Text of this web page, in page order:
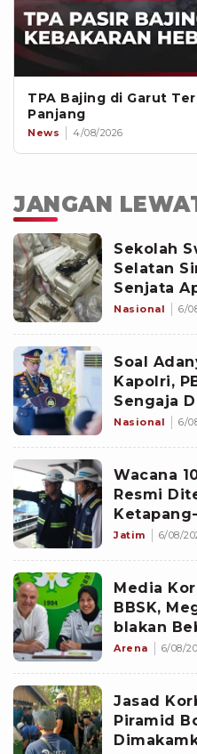
TPA Bajing di Garut
Panjang
News 4/08/2026
JANGAN
Sekolah
Selatan
Senjata
Polisi
Nasional 6/
Soal
Kapolri,
Sengaja
Stabilitas
Nasional 6/
Wacana
Resmi
Jatim 6/08/
Media
BBSK,
blakan
Main di
Arena 6/08/
Jasad
Piramid